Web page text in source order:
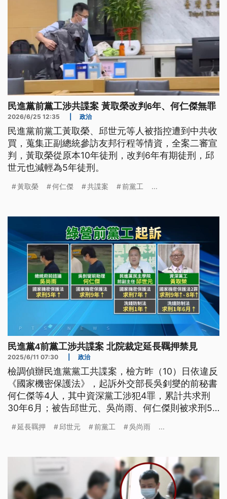
民進黨前黨工涉共諜案 黃取榮改判6年、何仁傑無罪
2026/6/25 12:35 政治
民進黨前黨工黃取榮、邱世元等人被指控遭到中共收
買，蒐集正副總統參訪友邦行程等情資，全案二審宣
判，黃取榮從原本10年徒刑，改判6年有期徒刑，邱
世元也減輕為5年徒刑。
黃取榮 何仁傑 共諜案 前黨工 ...
民進黨4前黨工涉共諜案 北院裁定延長羈押禁見
2025/6/11 07:30 政治
檢調偵辦民進黨黨工共諜案，檢方昨（10）日依違反
《國家機密保護法》，起訴外交部長吳釗燮的前秘書
何仁傑等4人，其中資深黨工涉犯4罪，累計共求刑
30年6月；被告邱世元、吳尚雨、何仁傑則被求刑5
都延長羈押禁見。
延長羈押 邱世元 前黨工 吳尚雨 ...